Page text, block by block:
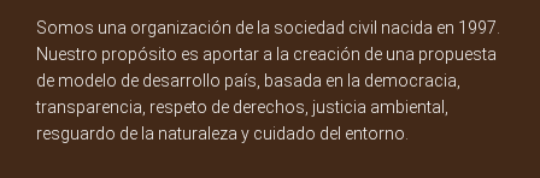
Somos una organización de la sociedad civil nacida en 1997.
Nuestro propósito es aportar a la creación de una propuesta
de modelo de desarrollo país, basada en la democracia,
transparencia, respeto de derechos, justicia ambiental,
resguardo de la naturaleza y cuidado del entorno.